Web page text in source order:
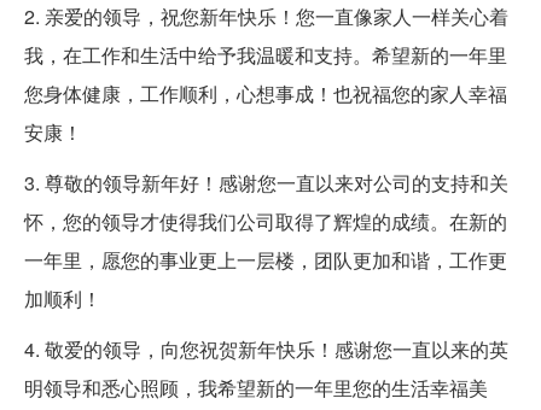
2. 亲爱的领导，祝您新年快乐！您一直像家人一样关心着
我，在工作和生活中给予我温暖和支持。希望新的一年里
您身体健康，工作顺利，心想事成！也祝福您的家人幸福
安康！
3. 尊敬的领导新年好！感谢您一直以来对公司的支持和关
怀，您的领导才使得我们公司取得了辉煌的成绩。在新的
一年里，愿您的事业更上一层楼，团队更加和谐，工作更
加顺利！
4. 敬爱的领导，向您祝贺新年快乐！感谢您一直以来的英
明领导和悉心照顾，我希望新的一年里您的生活幸福美